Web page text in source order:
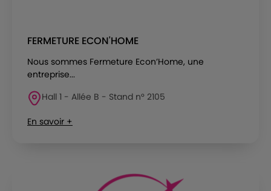
FERMETURE ECON'HOME
Nous sommes Fermeture Econ’Home, une
entreprise...
Hall 1 - Allée B - Stand n° 2105
En savoir +